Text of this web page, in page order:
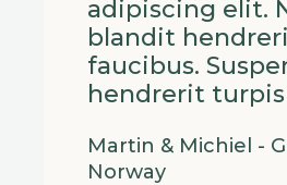
adipiscing elit.
blandit
faucibus.
hendrerit
Martin & Michiel -
Norway